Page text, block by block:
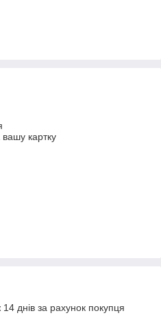
картку
днів за рахунок покупця